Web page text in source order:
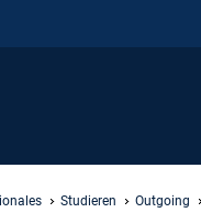
Studieren Outgoing